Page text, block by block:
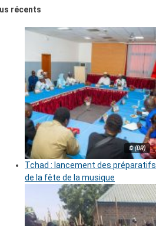
récents
© (DR)
Tchad : lancement des préparatifs
de la fête de la musique